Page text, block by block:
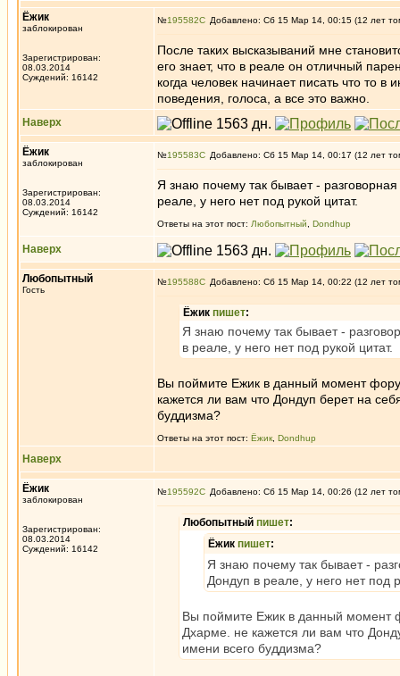
Ёжик
заблокирован
Зарегистрирован:
08.03.2014
Суждений: 16142
№195582 Добавлено: Сб 15 Мар 14, 00:15 (12 лет
После таких высказываний мне
его знает, что в реале он отличный
когда человек начинает писать что то
поведения, голоса, а все это важно.
Наверх
Ёжик
заблокирован
Зарегистрирован:
08.03.2014
Суждений: 16142
№195583 Добавлено: Сб 15 Мар 14, 00:17 (12 лет
Я знаю почему так бывает -
реале, у него нет под рукой цитат.
Ответы на этот пост: Любопытный Dondhup
Наверх
Любопытный
Гость
№195588 Добавлено: Сб 15 Мар 14, 00:22 (12 лет
Ёжик пишет:
Я знаю почему так бывает -
в реале, у него нет под рукой цитат.
Вы поймите Ежик в данный момент
кажется ли вам что Дондуп берет на
буддизма?
Ответы на этот пост: Ёжик Dondhup
Наверх
Ёжик
заблокирован
Зарегистрирован:
08.03.2014
Суждений: 16142
№195592 Добавлено: Сб 15 Мар 14, 00:26 (12 лет
Любопытный пишет:
Ёжик пишет:
Я знаю почему так бывает -
Дондуп в реале, у него нет под
Вы поймите Ежик в данный момент
Дхарме. не кажется ли вам что
имени всего буддизма?